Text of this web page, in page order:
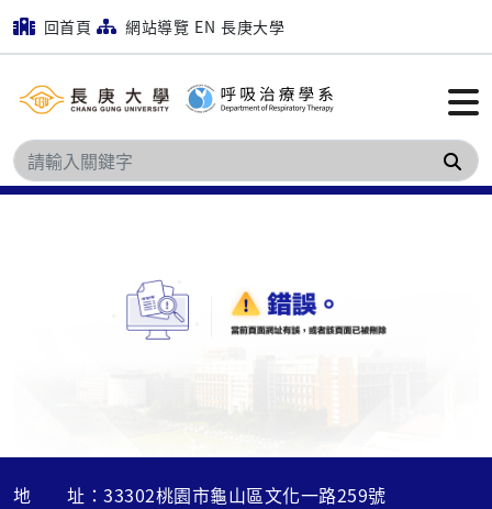
回首頁 網站導覽 EN 長庚大學
搜
地 址：33302桃園市龜山區文化一路259號